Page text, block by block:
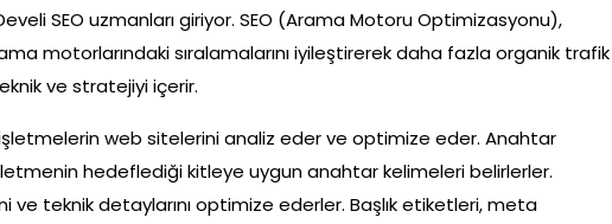
SEO uzmanları giriyor. SEO (Arama Motoru Optimizasyonu),
motorlarındaki sıralamalarını iyileştirerek daha fazla organik trafik
ve stratejiyi içerir.
işletmelerin web sitelerini analiz eder ve optimize eder. Anahtar
hedeflediği kitleye uygun anahtar kelimeleri belirlerler.
ve teknik detaylarını optimize ederler. Başlık etiketleri, meta